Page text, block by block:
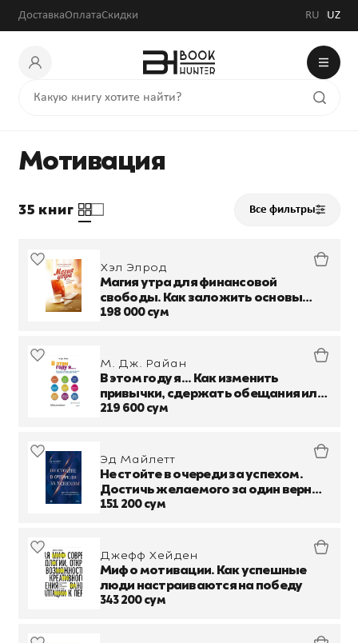
ДоставкаОплатаСкидки RU UZ
Мотивация
35 книг Все фильтры
Хэл Элрод
Магия утра для финансовой
свободы. Как заложить основы
счастливой и богатой жизни
198 000 сум
М. Дж. Райан
В этом году я... Как изменить
привычки, сдержать обещания или
сделать то, о чем вы давно мечтали
219 600 сум
Эд Майлетт
Не стойте в очереди за успехом.
Достичь желаемого за один верный
шаг
151 200 сум
Джефф Хейден
Миф о мотивации. Как успешные
люди настраиваются на победу
343 200 сум